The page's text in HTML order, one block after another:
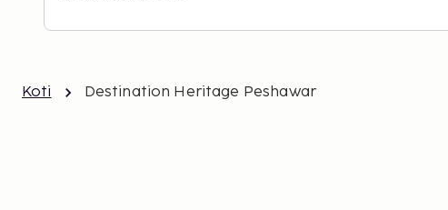
Koti Destination Heritage Peshawar